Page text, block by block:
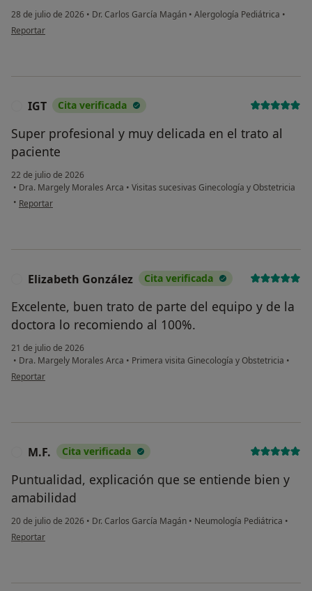
28 de julio de 2026 • Dr. Carlos García Magán • Alergología Pediátrica •
en opinión del usuario SPL
Reportar
IGT Cita verificada
Super profesional y muy delicada en el trato al
paciente
22 de julio de 2026
• Dra. Margely Morales Arca • Visitas sucesivas Ginecología y Obstetricia
• en opinión del usuario IGT
Reportar
Elizabeth González Cita verificada
Excelente, buen trato de parte del equipo y de la
doctora lo recomiendo al 100%.
21 de julio de 2026
• Dra. Margely Morales Arca • Primera visita Ginecología y Obstetricia •
en opinión del usuario Elizabeth González
Reportar
M.F. Cita verificada
Puntualidad, explicación que se entiende bien y
amabilidad
20 de julio de 2026 • Dr. Carlos García Magán • Neumología Pediátrica •
en opinión del usuario M.F.
Reportar